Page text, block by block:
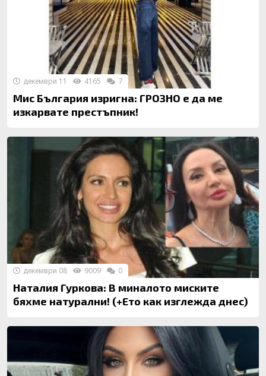
Мис България изригна: ГРОЗНО е да ме
изкарвате престъпник!
декември 11 4165 7
Наталия Гуркова: В миналото миските
бяхме натурални! (+Ето как изглежда днес)
декември 08 9009 0